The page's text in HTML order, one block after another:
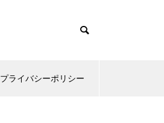
プライバシーポリシー